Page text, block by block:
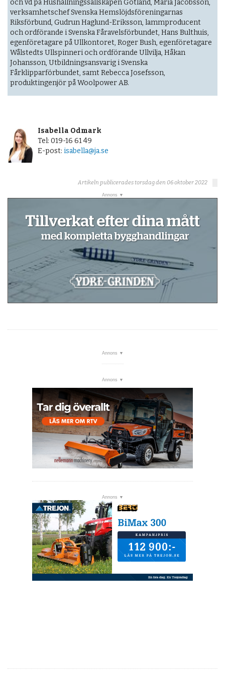
och vd på Hushållningssällskapen Gotland, Maria Jacobsson,
verksamhetschef Svenska Hemslöjdsföreningarnas
Riksförbund, Gudrun Haglund-Eriksson, lammproducent
och ordförande i Svenska Fåravelsförbundet, Hans Bulthuis,
egenföretagare på Ullkontoret, Roger Bush, egenföretagare
Wålstedts Ullspinneri och ordförande Ullvilja, Håkan
Johansson, Utbildningsansvarig i Svenska
Fårklipparförbundet, samt Rebecca Josefsson,
produktingenjör på Woolpower AB.
Isabella Odmark
Tel: 019-16 61 49
E-post: isabella@ja.se
Artikeln publicerades torsdag den 06 oktober 2022